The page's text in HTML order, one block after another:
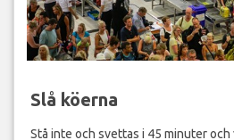
Slå köerna
Stå inte och svettas i 45 minuter och